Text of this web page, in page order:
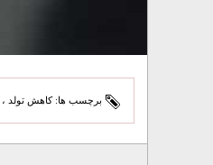
برچسب ها:کاهش تولد ،